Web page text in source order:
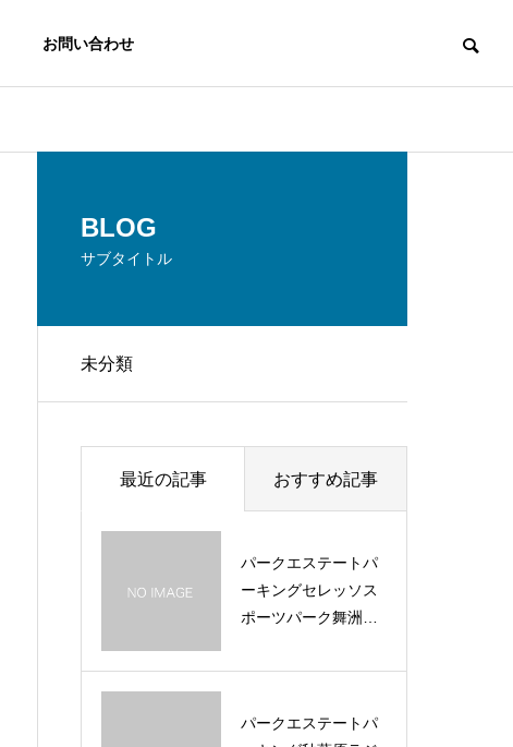
お問い合わせ
BLOG
サブタイトル
未分類
最近の記事 おすすめ記事
パークエステートパ
ーキングセレッソス
ポーツパーク舞洲
PENしました！！
パークエステートパ